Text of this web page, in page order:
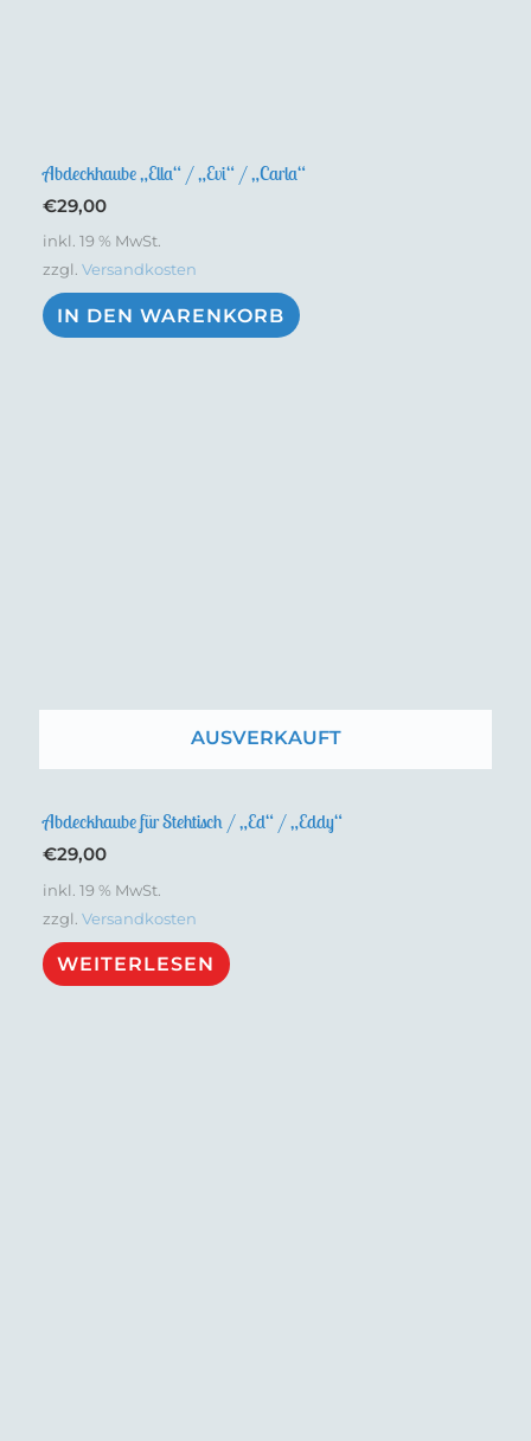
Abdeckhaube „Ella“ / „Evi“ / „Carla“
€29,00
inkl. 19 % MwSt.
zzgl.Versandkosten
IN DEN WARENKORB
AUSVERKAUFT
Abdeckhaube für Stehtisch / „Ed“ / „Eddy“
€29,00
inkl. 19 % MwSt.
zzgl.Versandkosten
WEITERLESEN